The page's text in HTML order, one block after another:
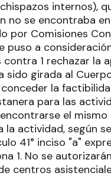
internos),
no se encontraba
por Comisiones
puso a
1 rechazar la
girada al
la
para las
el
la actividad, según
41° inciso "a"
1. No se
centros